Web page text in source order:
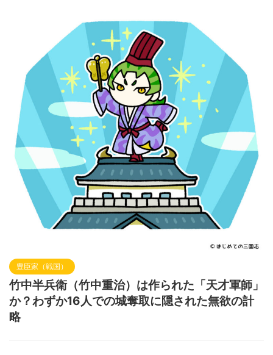
豊臣家（戦国）
竹中半兵衛（竹中重治）は作られた「天才軍師」
か？わずか16人での城奪取に隠された無欲の計
略